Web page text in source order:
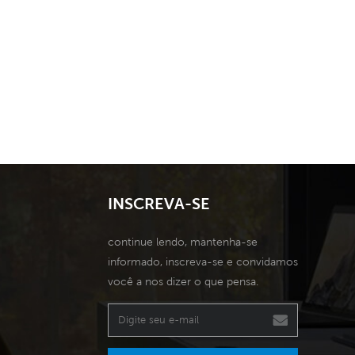
INSCREVA-SE
continue lendo, mantenha-se
informado, inscreva-se e convidamos
você a nos dizer o que pensa.